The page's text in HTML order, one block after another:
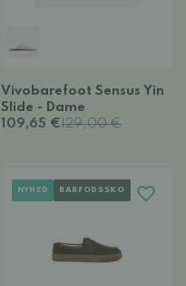
Vivobarefoot Sensus Yin
Slide - Dame
109,65 €129,00 €
NYHED BARFODSSKO